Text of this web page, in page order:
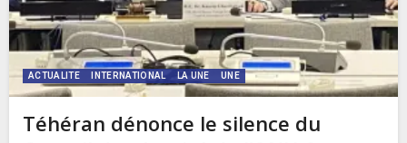
ACTUALITE INTERNATIONAL LA UNE UNE
Téhéran dénonce le silence du